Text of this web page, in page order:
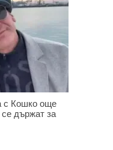
с Кошко още
се държат за